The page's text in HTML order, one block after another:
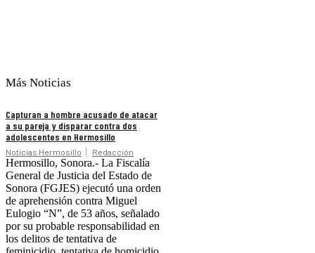
Más Noticias
Capturan a hombre acusado de atacar
a su pareja y disparar contra dos
adolescentes en Hermosillo
Noticias Hermosillo Redacción
Hermosillo, Sonora.- La Fiscalía
General de Justicia del Estado de
Sonora (FGJES) ejecutó una orden
de aprehensión contra Miguel
Eulogio “N”, de 53 años, señalado
por su probable responsabilidad en
los delitos de tentativa de